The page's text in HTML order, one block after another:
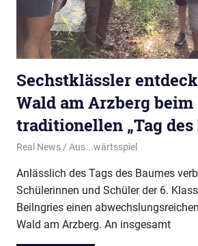
Sechstklässler
Wald am Arzberg beim
traditionellen „Tag des
30. Juli 2026
Real News Aus...wärtsspiel
Anlässlich des Tags des Baumes
Schülerinnen und Schüler der 6.
Beilngries einen
Wald am Arzberg. An insgesamt